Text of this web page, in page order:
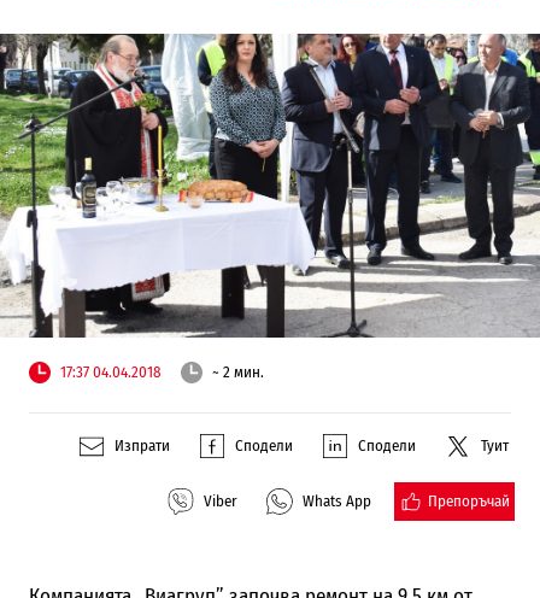
17:37 04.04.2018 ~ 2 мин.
Изпрати Сподели Сподели Туит
Viber Whats App Препоръчай